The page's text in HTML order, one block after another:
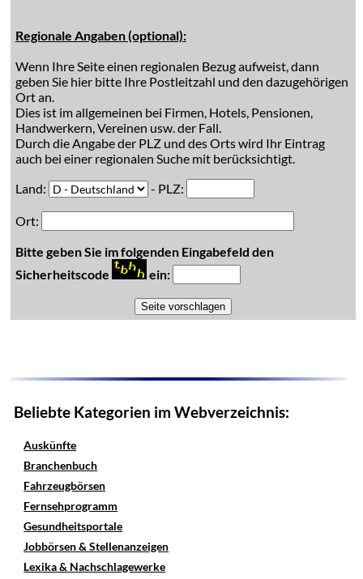
Regionale Angaben (optional):
Wenn Ihre Seite einen regionalen Bezug aufweist, dann
geben Sie hier bitte Ihre Postleitzahl und den dazugehörigen
Ort an.
Dies ist im allgemeinen bei Firmen, Hotels, Pensionen,
Handwerkern, Vereinen usw. der Fall.
Durch die Angabe der PLZ und des Orts wird Ihr Eintrag
auch bei einer regionalen Suche mit berücksichtigt.
Land:
- PLZ:
Ort:
Bitte geben Sie im folgenden Eingabefeld den
Sicherheitscode
ein:
Beliebte Kategorien im Webverzeichnis:
Auskünfte
Branchenbuch
Fahrzeugbörsen
Fernsehprogramm
Gesundheitsportale
Jobbörsen & Stellenanzeigen
Lexika & Nachschlagewerke